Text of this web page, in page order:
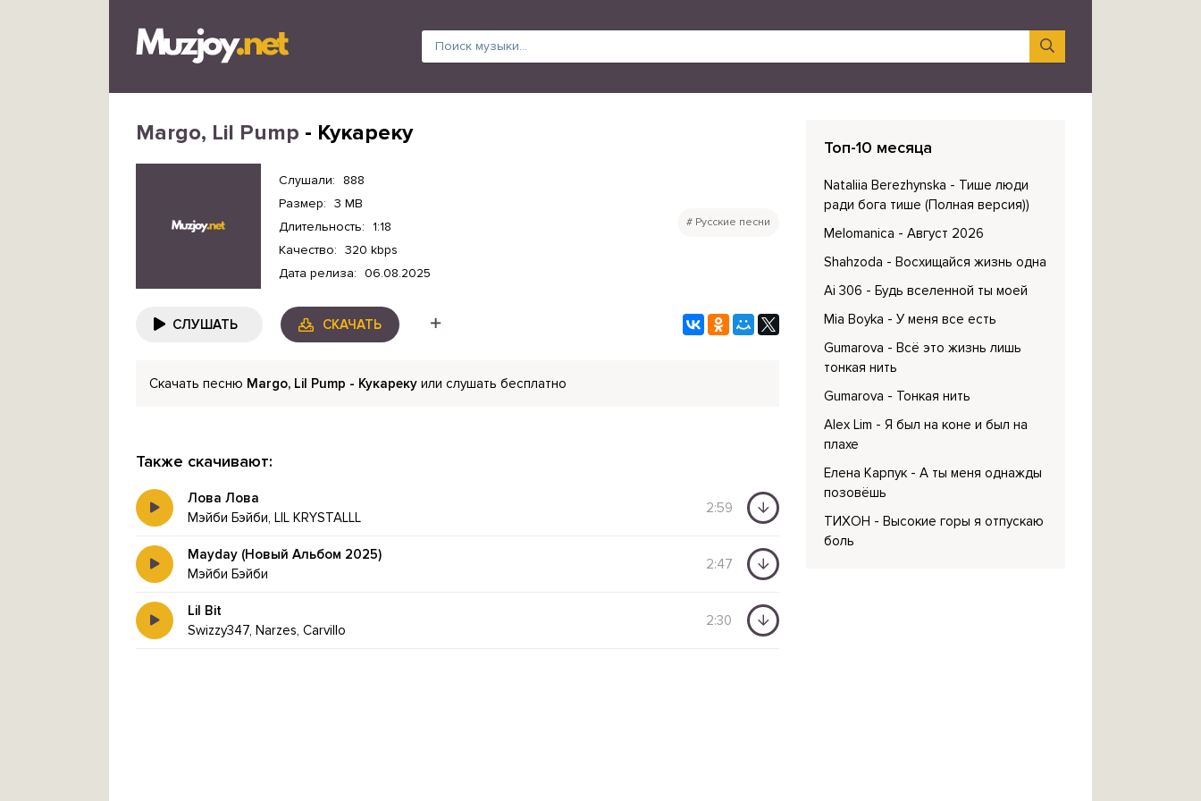
Margo, Lil Pump - Кукареку
Слушали:
888
Размер: 3 MB
Длительность: 1:18
Качество: 320 kbps
Дата релиза: 06.08.2025
Русские песни
СЛУШАТЬ СКАЧАТЬ
Скачать песню Margo, Lil Pump - Кукареку или слушать бесплатно
Также скачивают:
Лова Лова
Мэйби Бэйби, LIL KRYSTALLL
2:59
Mayday (Новый Альбом 2025)
Мэйби Бэйби
2:47
Lil Bit
Swizzy347, Narzes, Carvillo
2:30
Топ-10 месяца
Nataliia Berezhynska - Тише люди
ради бога тише (Полная версия))
Melomanica - Август 2026
Shahzoda - Восхищайся жизнь одна
Ai 306 - Будь вселенной ты моей
Mia Boyka - У меня все есть
Gumarova - Всё это жизнь лишь
тонкая нить
Gumarova - Тонкая нить
Alex Lim - Я был на коне и был на
плахе
Елена Карпук - А ты меня однажды
позовёшь
ТИХОН - Высокие горы я отпускаю
боль